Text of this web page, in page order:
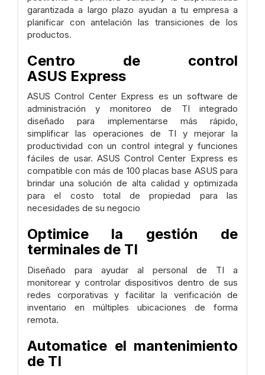
garantizada a largo plazo ayudan a tu empresa a
planificar con antelación las transiciones de los
productos.
Centro de control
ASUS Express
ASUS Control Center Express es un software de
administración y monitoreo de TI integrado
diseñado para implementarse más rápido,
simplificar las operaciones de TI y mejorar la
productividad con un control integral y funciones
fáciles de usar. ASUS Control Center Express es
compatible con más de 100 placas base ASUS para
brindar una solución de alta calidad y optimizada
para el costo total de propiedad para las
necesidades de su negocio
Optimice la gestión de
terminales de TI
Diseñado para ayudar al personal de TI a
monitorear y controlar dispositivos dentro de sus
redes corporativas y facilitar la verificación de
inventario en múltiples ubicaciones de forma
remota.
Automatice el mantenimiento
de TI